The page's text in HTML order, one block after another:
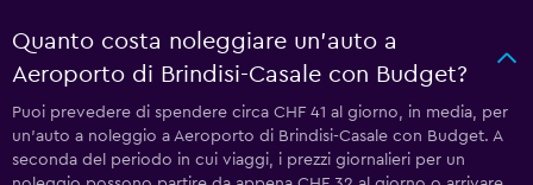
Quanto costa noleggiare un'auto a
Aeroporto di Brindisi-Casale con Budget?
Puoi prevedere di spendere circa CHF 41 al giorno, in media, per
un'auto a noleggio a Aeroporto di Brindisi-Casale con Budget. A
seconda del periodo in cui viaggi, i prezzi giornalieri per un